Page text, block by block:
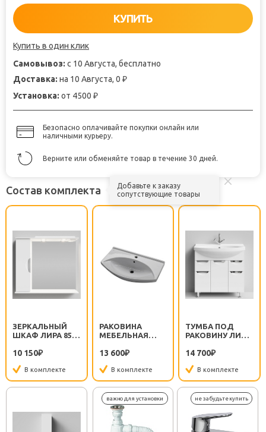
КУПИТЬ
Купить в один клик
Самовывоз: с 10 Августа, бесплатно
Доставка: на 10 Августа, 0 ₽
Установка: от 4500 ₽
Безопасно оплачивайте покупки онлайн или
наличными курьеру.
Верните или обменяйте товар в течение 30 дней.
Состав комплекта
Добавьте к заказу
сопутствующие товары
ЗЕРКАЛЬНЫЙ
ШКАФ ЛИРА 85 L
10 150₽
В комплекте
РАКОВИНА
МЕБЕЛЬНАЯ
13 600₽
В комплекте
ТУМБА ПОД
РАКОВИНУ ЛИРА
14 700₽
В комплекте